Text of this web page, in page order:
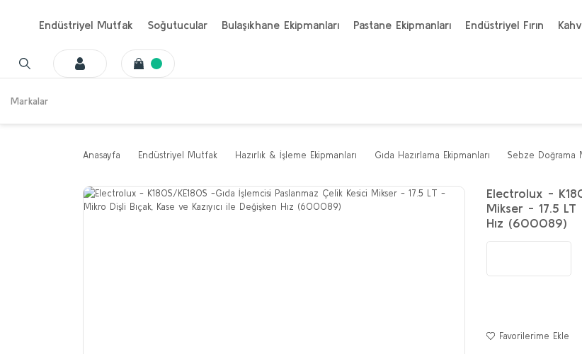
Endüstriyel Mutfak Soğutucular Bulaşıkhane Ekipmanları Pastane Ekipmanları Endüstriyel Fırın
Markalar
Anasayfa Endüstriyel Mutfak Hazırlık & İşleme Ekipmanları Gıda Hazırlama Ekipmanları Sebze Doğrama
Electrolux -
Mikser - 17.5 LT
Hız (600089)